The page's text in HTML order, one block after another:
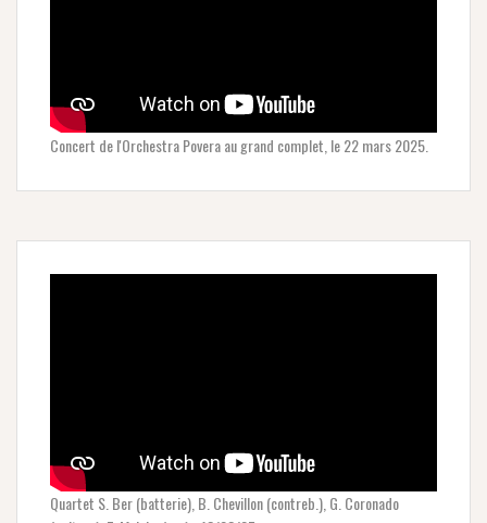
Concert de l'Orchestra Povera au grand complet, le 22 mars 2025.
Quartet S. Ber (batterie), B. Chevillon (contreb.), G. Coronado